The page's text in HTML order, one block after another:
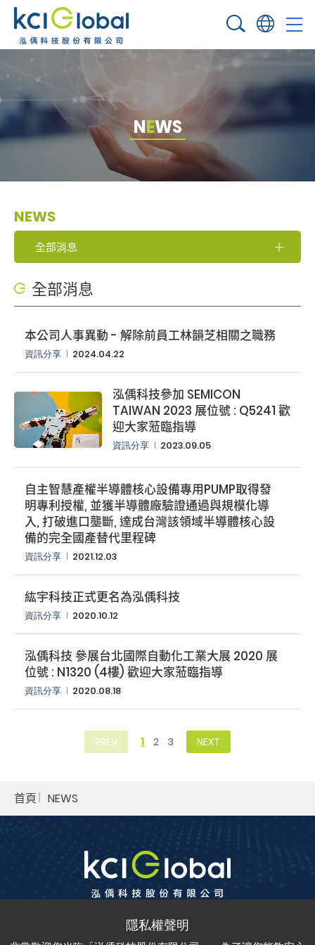
搜尋
NEWS
NEWS
全部消息
全部消息
本公司人事異動 - 解除前員工林韻芝相關之職務
資訊分享 2024.04.22
泓偊科技參加 SEMICON
TAIWAN 2023 展位號 : Q5241 歡
迎大家蒞臨指導
資訊分享 2023.09.05
自主智慧產權半導體核心設備專用PUMP取得發
明專利授權, 並獲半導體廠驗證通過與規模化導
入, 打破進口壟斷, 達成台灣該領域半導體核心設
備的完全國產替代里程碑
資訊分享 2021.12.03
紘宇科技正式更名為泓偊科技
資訊分享 2020.10.12
泓偊科技 參展台北國際自動化工業大展 2020 展
位號 : N1320 (4樓) 歡迎大家蒞臨指導
資訊分享 2020.08.18
PREV 1 2 3 NEXT
首頁 NEWS
302042 新竹縣竹北市嘉豐三街38號